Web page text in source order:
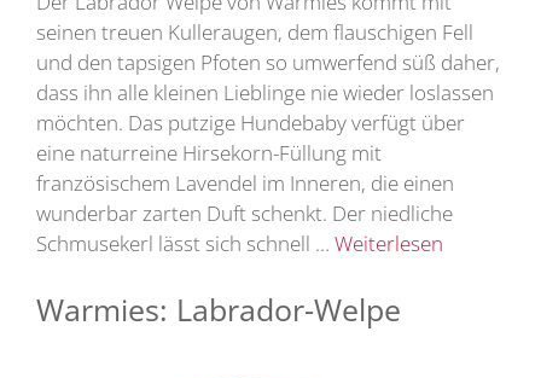
seinen treuen Kulleraugen, dem flauschigen Fell
und den tapsigen Pfoten so umwerfend süß daher,
dass ihn alle kleinen Lieblinge nie wieder loslassen
möchten. Das putzige Hundebaby verfügt über
eine naturreine Hirsekorn-Füllung mit
französischem Lavendel im Inneren, die einen
wunderbar zarten Duft schenkt. Der niedliche
Schmusekerl lässt sich schnell … Weiterlesen
Warmies: Labrador-Welpe